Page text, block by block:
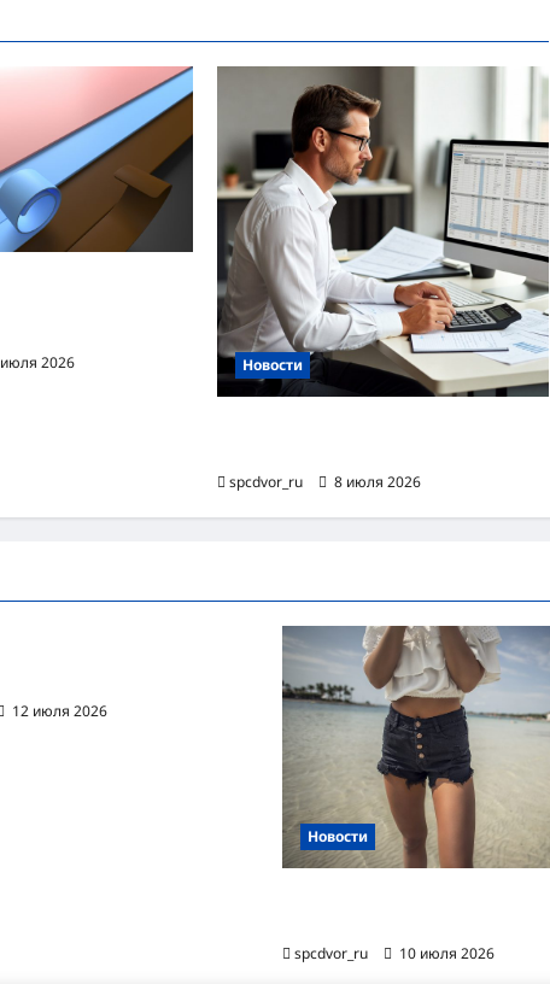
2026 Новости
spcdvor_ru
8 июля 2026
12 июля 2026
Новости
spcdvor_ru
10 июля 2026